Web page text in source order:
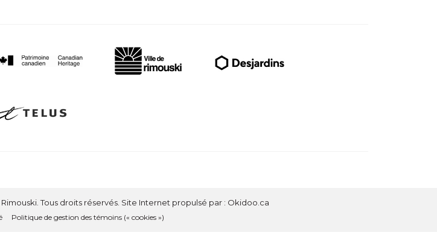
Tous droits réservés. Site Internet propulsé par : Okidoo.ca
Politique de gestion des témoins (« cookies »)